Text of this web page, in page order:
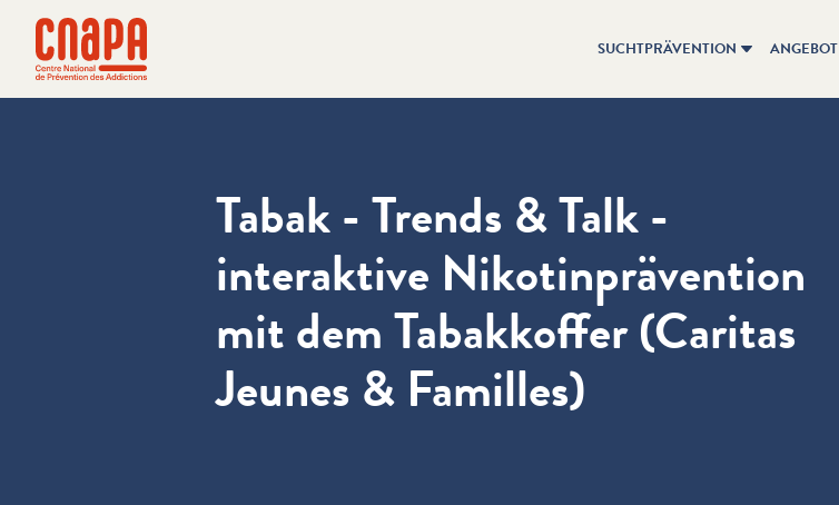
Direkt zum Inhalt springen
cnapa
SUCHTPRÄVENTION ANGEBOT
Tabak - Trends & Talk -
interaktive Nikotinprävention
mit dem Tabakkoffer (Caritas
Jeunes & Familles)
Cookie-Einstellungen